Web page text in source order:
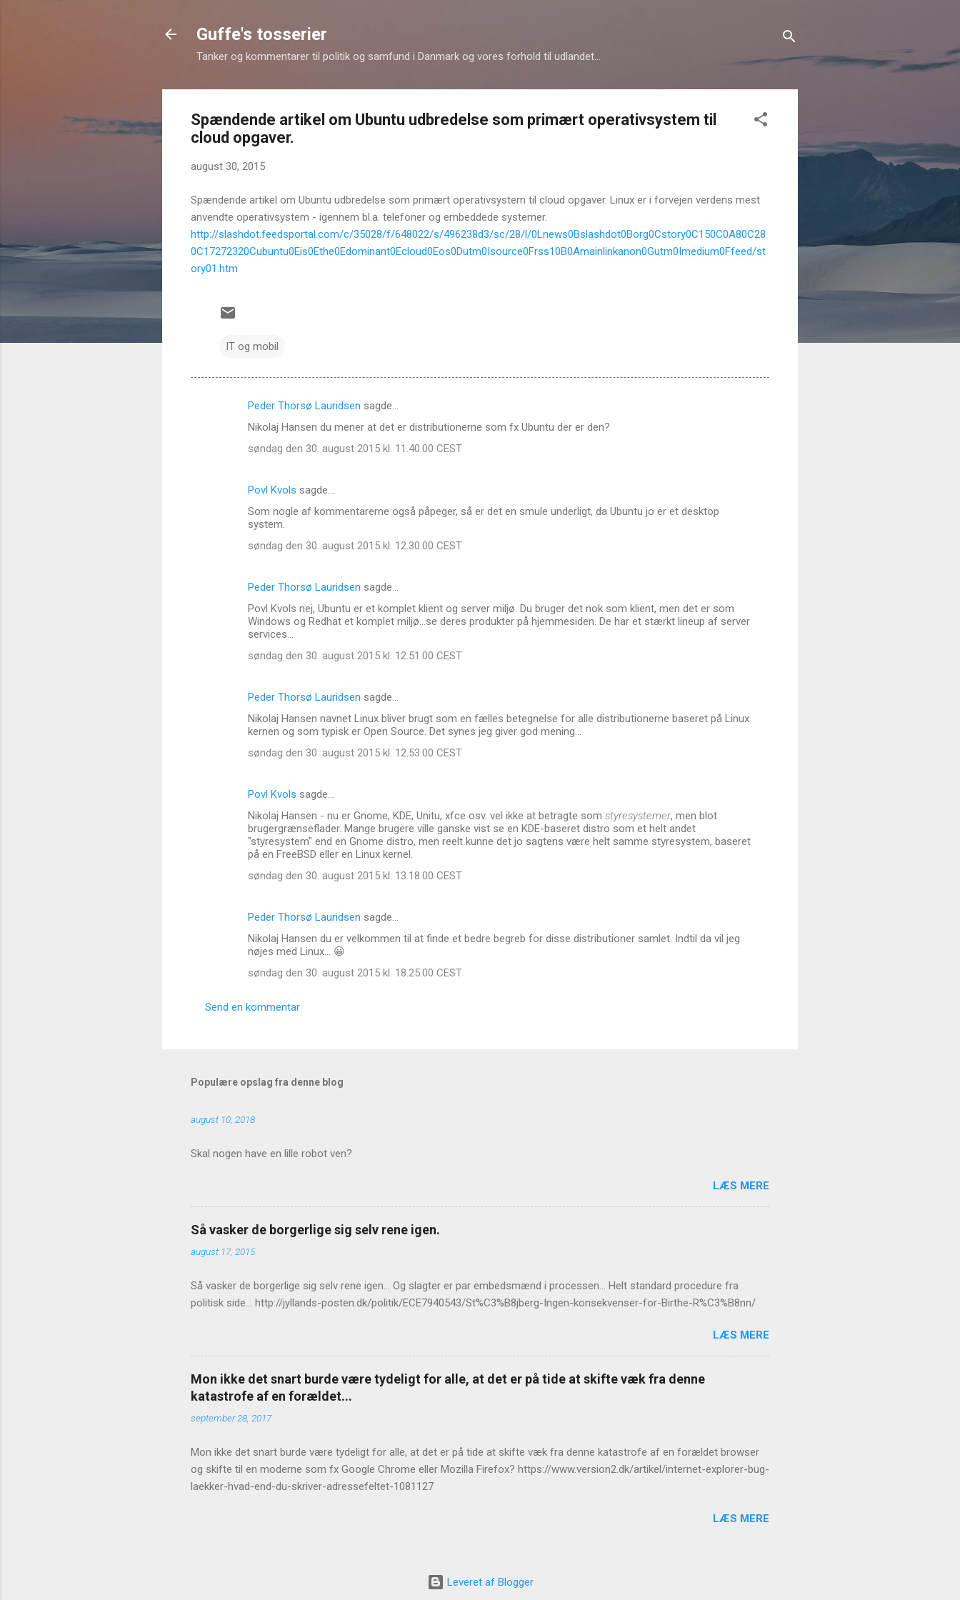
Guffe's tosserier
Tanker og kommentarer til politik og samfund i Danmark og vores forhold til udlandet...
Spændende artikel om Ubuntu udbredelse som primært operativsystem til
cloud opgaver.
august 30, 2015
Spændende artikel om Ubuntu udbredelse som primært operativsystem til cloud opgaver. Linux er i forvejen verdens mest
anvendte operativsystem - igennem bl.a. telefoner og embeddede systemer.
http://slashdot.feedsportal.com/c/35028/f/648022/s/496238d3/sc/28/l/0Lnews0Bslashdot0Borg0Cstory0C150C0A80C28
0C17272320Cubuntu0Eis0Ethe0Edominant0Ecloud0Eos0Dutm0Isource0Frss10B0Amainlinkanon0Gutm0Imedium0Ffeed/st
ory01.htm
IT og mobil
Peder Thorsø Lauridsen sagde…
Nikolaj Hansen du mener at det er distributionerne som fx Ubuntu der er den?
søndag den 30. august 2015 kl. 11.40.00 CEST
Povl Kvols sagde…
Som nogle af kommentarerne også påpeger, så er det en smule underligt, da Ubuntu jo er et desktop
system.
søndag den 30. august 2015 kl. 12.30.00 CEST
Peder Thorsø Lauridsen sagde…
Povl Kvols nej, Ubuntu er et komplet klient og server miljø. Du bruger det nok som klient, men det er som
Windows og Redhat et komplet miljø...se deres produkter på hjemmesiden. De har et stærkt lineup af server
services...
søndag den 30. august 2015 kl. 12.51.00 CEST
Peder Thorsø Lauridsen sagde…
Nikolaj Hansen navnet Linux bliver brugt som en fælles betegnelse for alle distributionerne baseret på Linux
kernen og som typisk er Open Source. Det synes jeg giver god mening...
søndag den 30. august 2015 kl. 12.53.00 CEST
Povl Kvols sagde…
Nikolaj Hansen - nu er Gnome, KDE, Unitu, xfce osv. vel ikke at betragte som styresystemer, men blot
brugergrænseflader. Mange brugere ville ganske vist se en KDE-baseret distro som et helt andet
"styresystem" end en Gnome distro, men reelt kunne det jo sagtens være helt samme styresystem, baseret
på en FreeBSD eller en Linux kernel.
søndag den 30. august 2015 kl. 13.18.00 CEST
Peder Thorsø Lauridsen sagde…
Nikolaj Hansen du er velkommen til at finde et bedre begreb for disse distributioner samlet. Indtil da vil jeg
nøjes med Linux... 😀
søndag den 30. august 2015 kl. 18.25.00 CEST
Send en kommentar
Populære opslag fra denne blog
august 10, 2018
Skal nogen have en lille robot ven?
LÆS MERE
Så vasker de borgerlige sig selv rene igen.
august 17, 2015
Så vasker de borgerlige sig selv rene igen... Og slagter er par embedsmænd i processen... Helt standard procedure fra
politisk side... http://jyllands-posten.dk/politik/ECE7940543/St%C3%B8jberg-Ingen-konsekvenser-for-Birthe-R%C3%B8nn/
LÆS MERE
Mon ikke det snart burde være tydeligt for alle, at det er på tide at skifte væk fra denne
katastrofe af en forældet...
september 28, 2017
Mon ikke det snart burde være tydeligt for alle, at det er på tide at skifte væk fra denne katastrofe af en forældet browser
og skifte til en moderne som fx Google Chrome eller Mozilla Firefox? https://www.version2.dk/artikel/internet-explorer-bug-
laekker-hvad-end-du-skriver-adressefeltet-1081127
LÆS MERE
Leveret af Blogger